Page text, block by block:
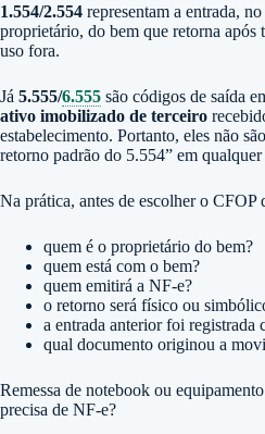
1.554/2.554 representam a entrada,
proprietário, do bem que retorna após
uso fora.
Já 5.555/6.555 são códigos de saída
ativo imobilizado de terceiro
estabelecimento. Portanto, eles não
retorno padrão do 5.554” em qualquer
Na prática, antes de escolher o CFOP
quem é o proprietário do bem?
quem está com o bem?
quem emitirá a NF-e?
o retorno será físico ou
a entrada anterior foi registrada
qual documento originou a
Remessa de notebook ou
precisa de NF-e?